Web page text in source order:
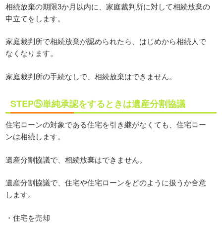
相続放棄の期限3か月以内に、家庭裁判所に対して相続放棄の
申立てをします。
家庭裁判所で相続放棄が認められたら、はじめから相続人で
なくなります。
家庭裁判所の手続なしで、相続放棄はできません。
STEP⑤単純承認をするときは遺産分割協議
住宅ローンの対象である住宅を引き継がなくても、住宅ロー
ンは相続します。
遺産分割協議で、相続放棄はできません。
遺産分割協議で、住宅や住宅ローンをどのように扱うか合意
します。
・住宅を売却